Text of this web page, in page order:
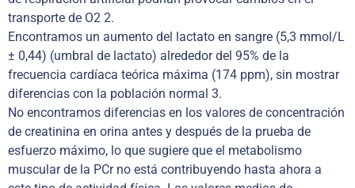
transporte de O2 2.
Encontramos un aumento del lactato en sangre (5,3 mmol/L
± 0,44) (umbral de lactato) alrededor del 95% de la
frecuencia cardíaca teórica máxima (174 ppm), sin mostrar
diferencias con la población normal 3.
No encontramos diferencias en los valores de concentración
de creatinina en orina antes y después de la prueba de
esfuerzo máximo, lo que sugiere que el metabolismo
muscular de la PCr no está contribuyendo hasta ahora a